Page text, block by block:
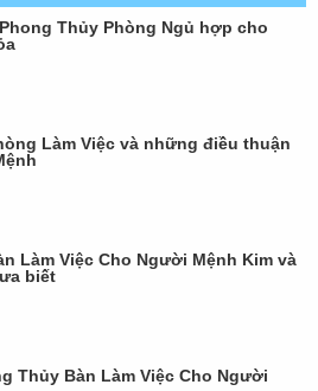
Thủy Phòng Ngủ hợp cho
Làm Việc và những điều thuận
Làm Việc Cho Người Mệnh Kim và
biết
Thủy Bàn Làm Việc Cho Người